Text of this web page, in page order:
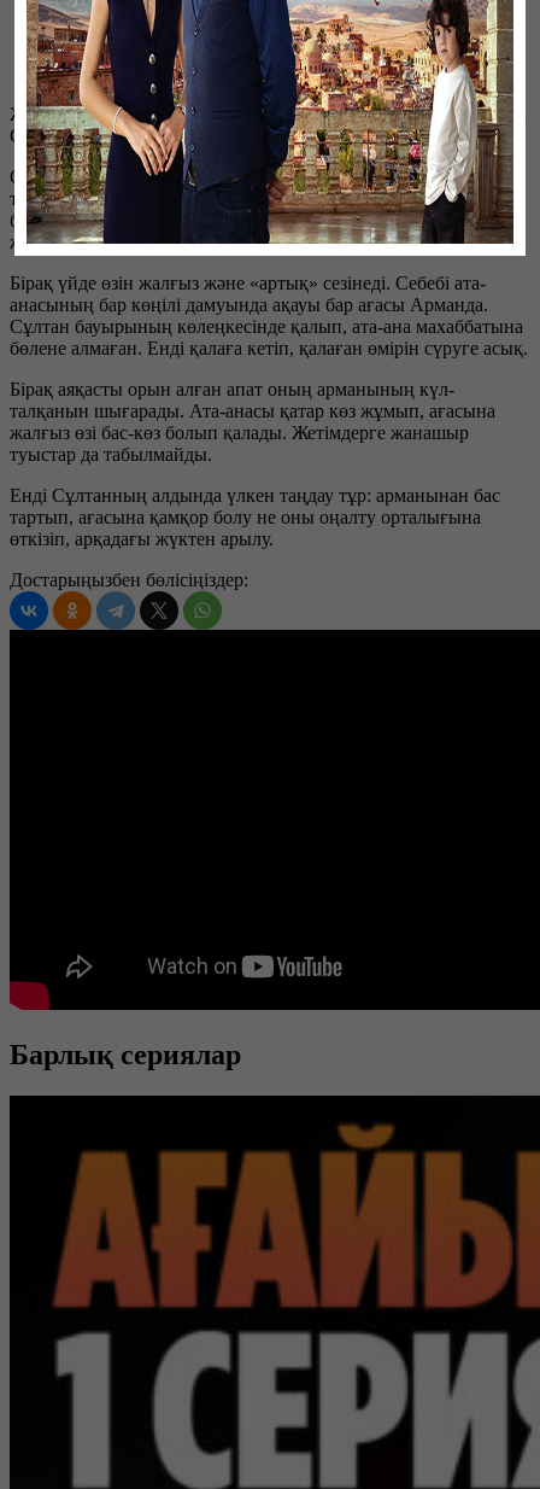
Жанр:
Мелодрама
Тілі : Қазақ
Хронометраж:25 минут
12+
Жаңа маусымда тұсауы кесілетін «Ағайынды» мелодрамасына
Сұлтан мен Арман есімді бауырлардың тағдыры арқау болды.
Сұлтан 18 жаста, биыл мектеп бітіреді. Ол шетелге оқуға
түсіп, үлкен өмірге қадам басуды армандайды. Бос уақытында
бокспен айналысады. Достарының арасында сыйлы жас
жігіттің сүйіктісі де бар.
Бірақ үйде өзін жалғыз және «артық» сезінеді. Себебі ата-
анасының бар көңілі дамуында ақауы бар ағасы Арманда.
Сұлтан бауырының көлеңкесінде қалып, ата-ана махаббатына
бөлене алмаған. Енді қалаға кетіп, қалаған өмірін сүруге асық.
Бірақ аяқасты орын алған апат оның арманының күл-
талқанын шығарады. Ата-анасы қатар көз жұмып, ағасына
жалғыз өзі бас-көз болып қалады. Жетімдерге жанашыр
туыстар да табылмайды.
Енді Сұлтанның алдында үлкен таңдау тұр: арманынан бас
тартып, ағасына қамқор болу не оны оңалту орталығына
өткізіп, арқадағы жүктен арылу.
Достарыңызбен бөлісіңіздер:
Барлық сериялар